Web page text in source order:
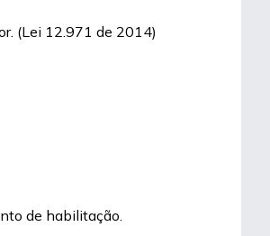
(Lei 12.971 de 2014)
de habilitação.